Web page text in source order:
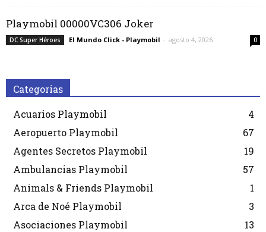
Playmobil 00000VC306 Joker
DC Super Héroes El Mundo Click - Playmobil - agosto 4, 2026 0
Categorias
Acuarios Playmobil
4
Aeropuerto Playmobil
67
Agentes Secretos Playmobil
19
Ambulancias Playmobil
57
Animals & Friends Playmobil
1
Arca de Noé Playmobil
3
Asociaciones Playmobil
13